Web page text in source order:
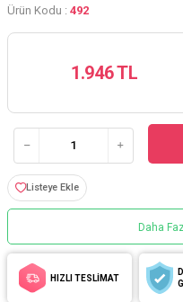
Ürün Kodu : 492
1.946 TL
Listeye Ekle
Daha
HIZLI TESLİMAT